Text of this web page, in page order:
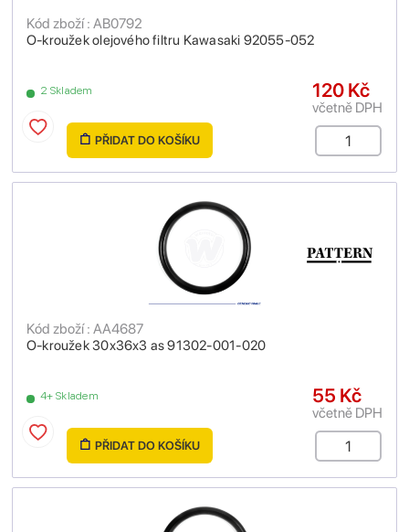
O-kroužek olejového filtru Kawasaki 92055-052
Kód zboží : AB0792
2 Skladem 120 Kč
včetně DPH
PŘIDAT DO KOŠÍKU
O-kroužek 30x36x3 as 91302-001-020
Kód zboží : AA4687
4+ Skladem 55 Kč
včetně DPH
PŘIDAT DO KOŠÍKU